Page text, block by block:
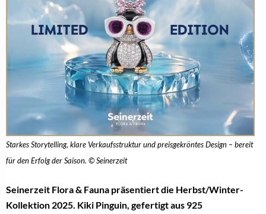
Starkes Storytelling, klare Verkaufsstruktur und preisgekröntes Design – bereit
für den Erfolg der Saison. © Seinerzeit
Seinerzeit Flora & Fauna präsentiert die Herbst/Winter-
Kollektion 2025. Kiki Pinguin, gefertigt aus 925